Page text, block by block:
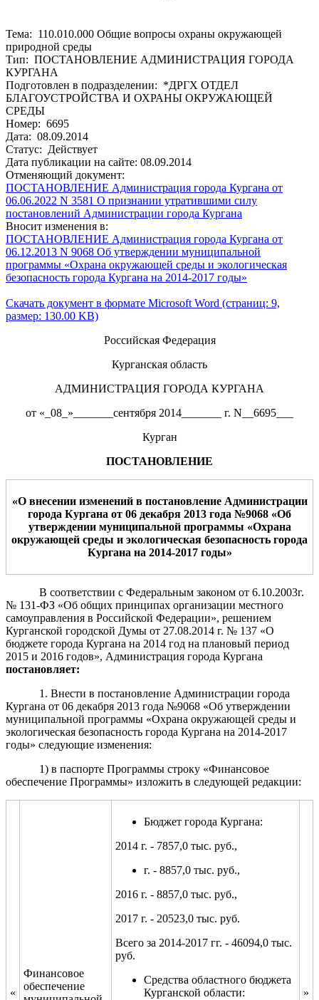
Тема: 110.010.000 Общие вопросы охраны окружающей
природной среды
Тип: ПОСТАНОВЛЕНИЕ АДМИНИСТРАЦИЯ ГОРОДА
КУРГАНА
Подготовлен в подразделении: *ДРГХ ОТДЕЛ
БЛАГОУСТРОЙСТВА И ОХРАНЫ ОКРУЖАЮЩЕЙ
СРЕДЫ
Номер: 6695
Дата: 08.09.2014
Статус: Действует
Дата публикации на сайте: 08.09.2014
Отменяющий документ:
ПОСТАНОВЛЕНИЕ Администрация города Кургана от
06.06.2022 N 3581 О признании утратившими силу
постановлений Администрации города Кургана
Вносит изменения в:
ПОСТАНОВЛЕНИЕ Администрация города Кургана от
06.12.2013 N 9068 Об утверждении муниципальной
программы «Охрана окружающей среды и экологическая
безопасность города Кургана на 2014-2017 годы»
Скачать документ в формате Microsoft Word (страниц: 9,
размер: 130.00 KB)
Российская Федерация
Курганская область
АДМИНИСТРАЦИЯ ГОРОДА КУРГАНА
от «_08_»_______сентября 2014_______ г. N__6695___
Курган
ПОСТАНОВЛЕНИЕ
«О внесении изменений в постановление Администрации
города Кургана от 06 декабря 2013 года №9068 «Об
утверждении муниципальной программы «Охрана
окружающей среды и экологическая безопасность города
Кургана на 2014-2017 годы»
В соответствии с Федеральным законом от 6.10.2003г.
№ 131-ФЗ «Об общих принципах организации местного
самоуправления в Российской Федерации», решением
Курганской городской Думы от 27.08.2014 г. № 137 «О
бюджете города Кургана на 2014 год на плановый период
2015 и 2016 годов», Администрация города Кургана
постановляет:
1. Внести в постановление Администрации города
Кургана от 06 декабря 2013 года №9068 «Об утверждении
муниципальной программы «Охрана окружающей среды и
экологическая безопасность города Кургана на 2014-2017
годы» следующие изменения:
1) в паспорте Программы строку «Финансовое
обеспечение Программы» изложить в следующей редакции:
«
Финансовое
обеспечение
Бюджет города Кургана:
2014 г. - 7857,0 тыс. руб.,
г. - 8857,0 тыс. руб.,
2016 г. - 8857,0 тыс. руб.,
2017 г. - 20523,0 тыс. руб.
Всего за 2014-2017 гг. - 46094,0 тыс.
руб.
Средства областного бюджета
Курганской области:
»